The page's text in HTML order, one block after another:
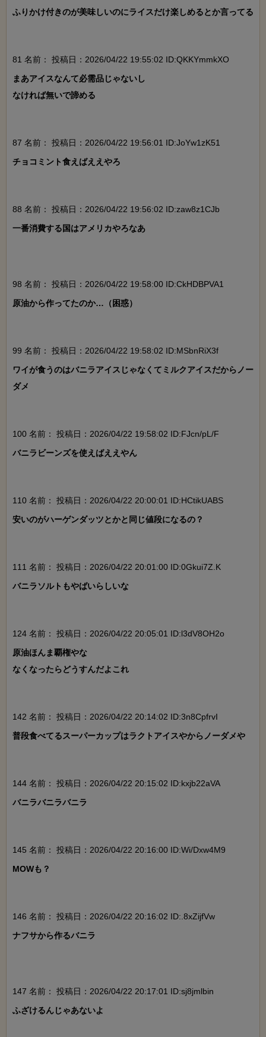
ふりかけ付きのが美味しいのにライスだけ楽しめるとか言ってる
81 名前：
投稿日：2026/04/22 19:55:02 ID:QKKYmmkXO
まあアイスなんて必需品じゃないし
なければ無いで諦める
87 名前：
投稿日：2026/04/22 19:56:01 ID:JoYw1zK51
チョコミント食えばええやろ
88 名前：
投稿日：2026/04/22 19:56:02 ID:zaw8z1CJb
一番消費する国はアメリカやろなあ
98 名前：
投稿日：2026/04/22 19:58:00 ID:CkHDBPVA1
原油から作ってたのか…（困惑）
99 名前：
投稿日：2026/04/22 19:58:02 ID:MSbnRiX3f
ワイが食うのはバニラアイスじゃなくてミルクアイスだからノー
ダメ
100 名前：
投稿日：2026/04/22 19:58:02 ID:FJcn/pL/F
バニラビーンズを使えばええやん
110 名前：
投稿日：2026/04/22 20:00:01 ID:HCtikUABS
安いのがハーゲンダッツとかと同じ値段になるの？
111 名前：
投稿日：2026/04/22 20:01:00 ID:0Gkui7Z.K
バニラソルトもやばいらしいな
124 名前：
投稿日：2026/04/22 20:05:01 ID:l3dV8OH2o
原油ほんま覇権やな
なくなったらどうすんだよこれ
142 名前：
投稿日：2026/04/22 20:14:02 ID:3n8CpfrvI
普段食べてるスーパーカップはラクトアイスやからノーダメや
144 名前：
投稿日：2026/04/22 20:15:02 ID:kxjb22aVA
バニラバニラバニラ
145 名前：
投稿日：2026/04/22 20:16:00 ID:Wi/Dxw4M9
MOWも？
146 名前：
投稿日：2026/04/22 20:16:02 ID:.8xZijfVw
ナフサから作るバニラ
147 名前：
投稿日：2026/04/22 20:17:01 ID:sj8jmlbin
ふざけるんじゃあないよ